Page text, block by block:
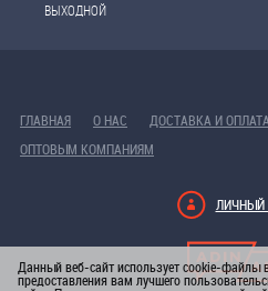
ВЫХОДНОЙ
ГЛАВНАЯ О НАС ДОСТАВКА И ОПЛАТА
ОПТОВЫМ КОМПАНИЯМ
ЛИЧНЫЙ
Данный веб-сайт использует cookie-файлы
предоставления вам лучшего